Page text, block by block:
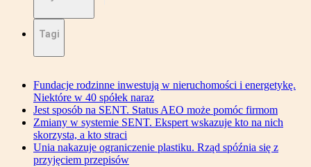
Tagi
Fundacje rodzinne inwestują w nieruchomości i energetykę.
Niektóre w 40 spółek naraz
Jest sposób na SENT. Status AEO może pomóc firmom
Zmiany w systemie SENT. Ekspert wskazuje kto na nich
skorzysta, a kto straci
Unia nakazuje ograniczenie plastiku. Rząd spóźnia się z
przyjęciem przepisów